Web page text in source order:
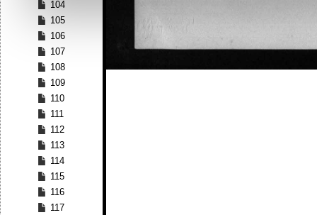
104
105
106
107
108
109
110
111
112
113
114
115
116
117